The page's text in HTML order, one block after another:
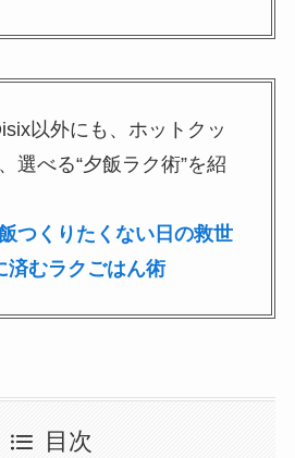
以外にも、ホットクッ
選べる“夕飯ラク術”を紹
つくりたくない日の救世
済むラクごはん術
目次